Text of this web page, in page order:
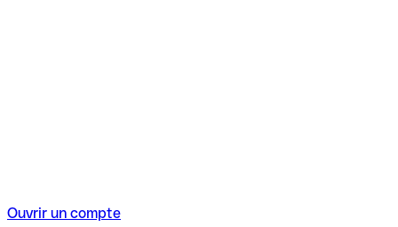
Ouvrir un compte